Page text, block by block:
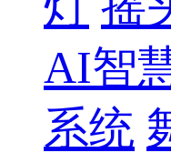
AI智
系统